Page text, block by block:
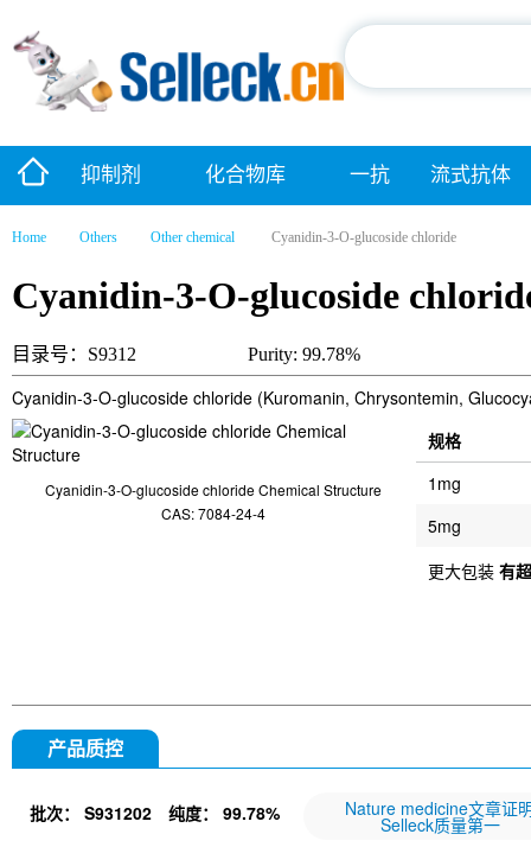
抑制剂 化合物库 一抗 流式抗体
Home Others Other chemical Cyanidin-3-O-glucoside chloride
Cyanidin-3-O-glucoside
目录号：S9312 Purity: 99.78%
Cyanidin-3-O-glucoside chloride (Kuromanin, Chrysontemin,
Cyanidin-3-O-glucoside chloride Chemical Structure
CAS: 7084-24-4
规格
1mg
5mg
更大包装 有
产品质控
批次： S931202 纯度： 99.78% Nature medicine文章证
Selleck质量第一